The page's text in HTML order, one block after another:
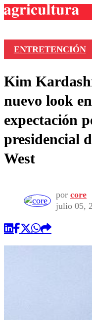
Deportes
Colo
Motor
Noticias
Política
Vida
ENTRETENCIÓN
Kim
nuevo look
expectación
presidencial
West
por core
julio 05,